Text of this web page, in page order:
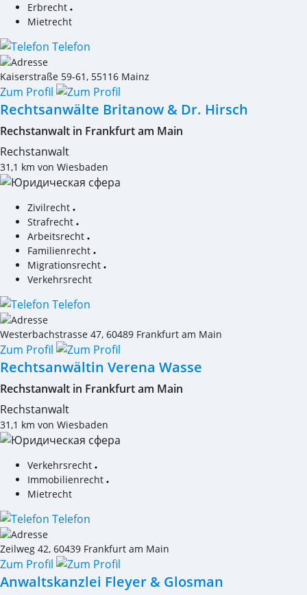
Erbrecht
Mietrecht
Telefon
Kaiserstraße 59-61, 55116 Mainz
Zum Profil
Rechtsanwälte Britanow & Dr. Hirsch
Rechstanwalt in Frankfurt am Main
Rechstanwalt
31,1 km von Wiesbaden
Zivilrecht
Strafrecht
Arbeitsrecht
Familienrecht
Migrationsrecht
Verkehrsrecht
Telefon
Westerbachstrasse 47, 60489 Frankfurt am Main
Zum Profil
Rechtsanwältin Verena Wasse
Rechstanwalt in Frankfurt am Main
Rechstanwalt
31,1 km von Wiesbaden
Verkehrsrecht
Immobilienrecht
Mietrecht
Telefon
Zeilweg 42, 60439 Frankfurt am Main
Zum Profil
Anwaltskanzlei Fleyer & Glosman